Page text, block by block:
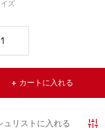
ズ
カートに入れる
ュリストに入れる